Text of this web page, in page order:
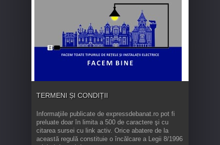
TERMENI ȘI CONDIȚII
Informaţiile publicate de expressdebanat.ro pot fi
preluate doar în limita a 500 de caractere şi cu
citarea sursei cu link activ. Orice abatere de la
această regulă constituie o încălcare a Legii 8/1996